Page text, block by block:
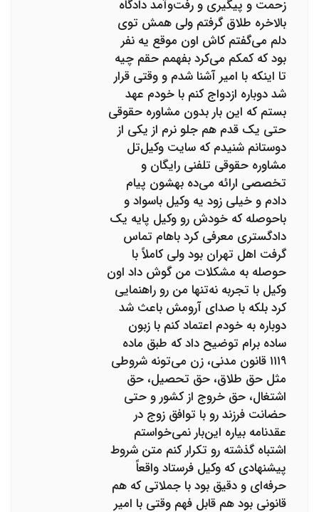
زحمت و پیگیری و رفت‌وآمد دادگاه
بالاخره طلاق گرفتم ولی همش توی
دلم می‌گفتم کاش اون موقع یه نفر
بود که کمکم می‌کرد بفهمم حقم چیه
تا اینکه با امیر آشنا شدم و وقتی قرار
شد دوباره ازدواج کنم با خودم عهد
بستم که این بار بدون مشاوره حقوقی
حتی یک قدم هم جلو نرم از یکی از
دوستانم شنیدم که سایت وکیل‌تل
مشاوره حقوقی تلفنی رایگان و
تخصصی ارائه می‌ده بهشون پیام
دادم و خیلی زود یه وکیل باسواد و
باحوصله که خودش رو وکیل پایه یک
دادگستری معرفی کرد باهام تماس
گرفت اهل تهران بود ولی کاملاً با
حوصله به مشکلات من گوش داد اون
وکیل با تجربه نه‌تنها من رو راهنمایی
کرد بلکه با صدای آرومش باعث شد
دوباره به خودم اعتماد کنم با زبون
ساده برام توضیح داد که طبق ماده
۱۱۱۹ قانون مدنی، زن می‌تونه شروطی
مثل حق طلاق، حق تحصیل، حق
اشتغال، حق خروج از کشور و حتی
حضانت فرزند رو با توافق زوج در
عقدنامه بیاره این‌بار نمی‌خواستم
اشتباه گذشته رو تکرار کنم متن شروط
پیشنهادی که وکیل فرستاد واقعاً
حرفه‌ای و دقیق بود با جملاتی که هم
قانونی بود هم قابل فهم وقتی با امیر